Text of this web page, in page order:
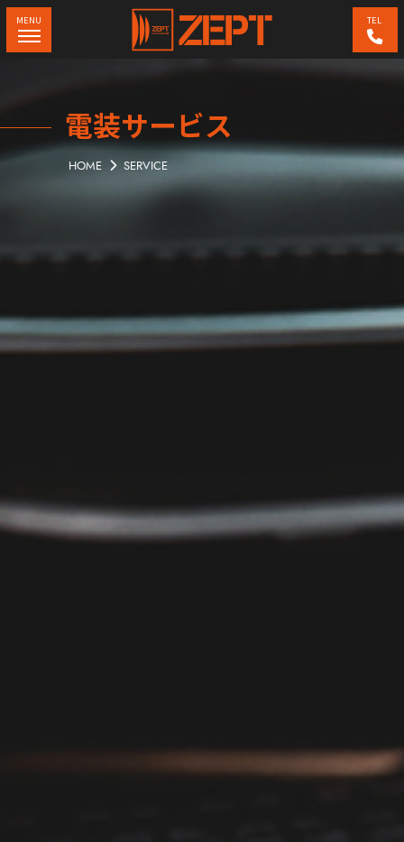
TEL
MENU
電装サービス
HOME SERVICE